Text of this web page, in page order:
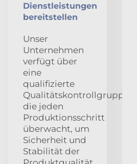
Dienstleistungen
bereitstellen
Unser
Unternehmen
verfügt über
eine
qualifizierte
Qualitätskontrollgruppe,
die jeden
Produktionsschritt
überwacht, um
Sicherheit und
Stabilität der